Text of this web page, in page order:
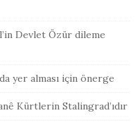
Devlet Özür dileme
yer alması için önerge
Kürtlerin Stalingrad’ıdır